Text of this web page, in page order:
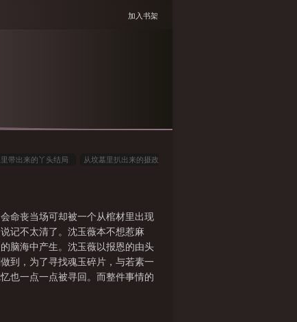
加入书架
里带出来的丫头结局 从坟墓里扒出来的摄政
命丧当场可却被一个从棺材里出现
记不太清了。沈玉薇本不想惹麻
脑海中产生。沈玉薇以报恩的由头
到，为了寻找魂玉碎片，与若素一
也一点一点被寻回。而整件事情的